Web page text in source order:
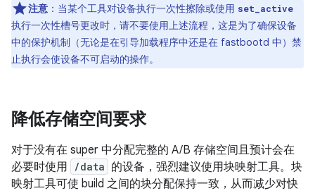
注意 ： 当某个工具对设备执行一次性擦除或使用 set_active
执行一次性槽号更改时，请不要使用上述流程，这是为了确保设备
中的保护机制（无论是在引导加载程序中还是在 fastbootd 中）禁
止执行会使设备不可启动的操作。
降低存储空间要求
对于没有在 super 中分配完整的 A/B 存储空间且预计会在
必要时使用
/data 的设备，强烈建议使用块映射工具。块
映射工具可使 build 之间的块分配保持一致，从而减少对快